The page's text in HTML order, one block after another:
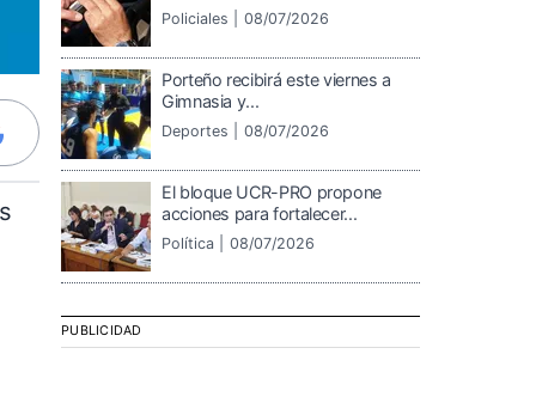
Policiales | 08/07/2026
Porteño recibirá este viernes a
Gimnasia y...
Deportes | 08/07/2026
El bloque UCR-PRO propone
acciones para fortalecer...
Política | 08/07/2026
PUBLICIDAD